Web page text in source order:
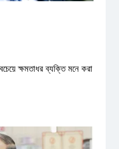
ক্ষমতাধর ব্যক্তি মনে করা